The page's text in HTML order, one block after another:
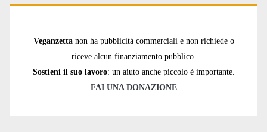
Veganzetta non ha pubblicità commerciali e non richiede o
riceve alcun finanziamento pubblico.
Sostieni il suo lavoro: un aiuto anche piccolo è importante.
FAI UNA DONAZIONE